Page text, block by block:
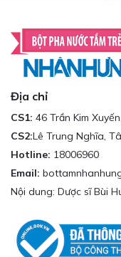
Địa chỉ
CS1: 46 Trần Kim
CS2:Lê Trung Nghĩa,
Hotline: 18006960
Email:
Nội dung: Dược sĩ Bùi